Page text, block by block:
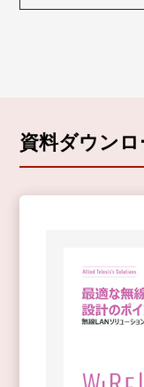
資料ダウンロ